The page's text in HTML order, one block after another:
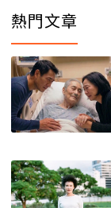
熱門文章